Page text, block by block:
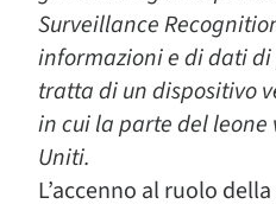
Surveillance
informazioni e di dati
tratta di un dispositivo
in cui la parte del
Uniti.
L’accenno al ruolo